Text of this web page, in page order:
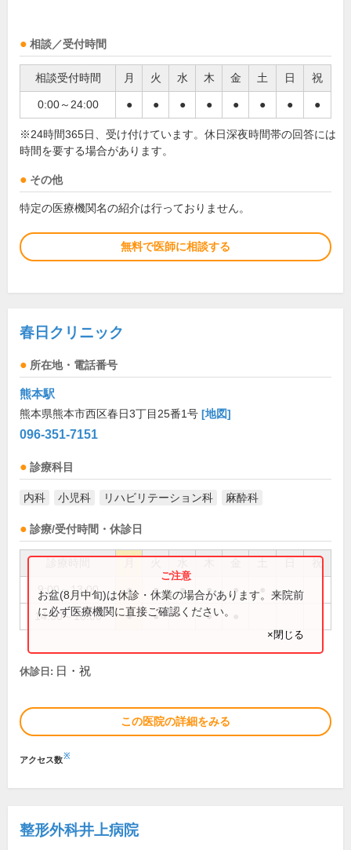
相談／受付時間
相談受付時間 月 火 水 木 金 土 日 祝
0:00～24:00 ● ● ● ● ● ● ● ●
※24時間365日、受け付けています。休日深夜時間帯の回答には
時間を要する場合があります。
その他
特定の医療機関名の紹介は行っておりません。
無料で医師に相談する
春日クリニック
所在地・電話番号
熊本駅
熊本県熊本市西区春日3丁目25番1号 [地図]
096-351-7151
診療科目
内科 小児科 リハビリテーション科 麻酔科
診療/受付時間・休診日
祝
9:00～13:00 ● ● ● ● ●
14:30～18:00 ● ● ●
お盆(8月中旬)は休診・休業の場合があります。来院前
に必ず医療機関に直接ご確認ください。
×閉じる
休診日: 日・祝
この医院の詳細をみる
アクセス数※
整形外科井上病院